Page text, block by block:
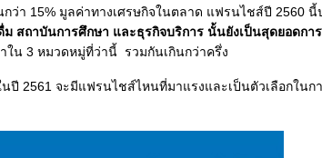
ว่า 15% มูลค่าทางเศรษกิจในตลาด แฟรนไชส์ปี 2560
ม สถาบันการศึกษา และธุรกิจบริการ นั้นยังเป็นสุดยอดก
ใน 3 หมวดหมู่ที่ว่านี้ รวมกันเกินกว่าครึ่ง
ปี 2561 จะมีแฟรนไชส์ไหนที่มาแรงและเป็นตัวเลือกในก